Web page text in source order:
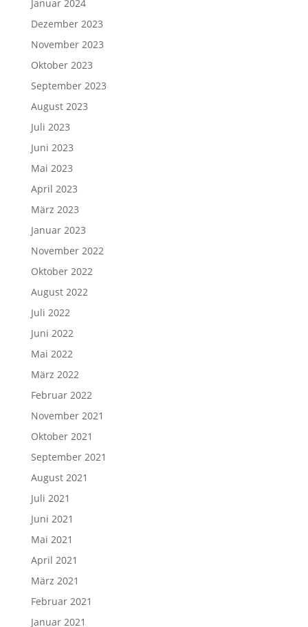
Januar 2024
Dezember 2023
November 2023
Oktober 2023
September 2023
August 2023
Juli 2023
Juni 2023
Mai 2023
April 2023
März 2023
Januar 2023
November 2022
Oktober 2022
August 2022
Juli 2022
Juni 2022
Mai 2022
März 2022
Februar 2022
November 2021
Oktober 2021
September 2021
August 2021
Juli 2021
Juni 2021
Mai 2021
April 2021
März 2021
Februar 2021
Januar 2021